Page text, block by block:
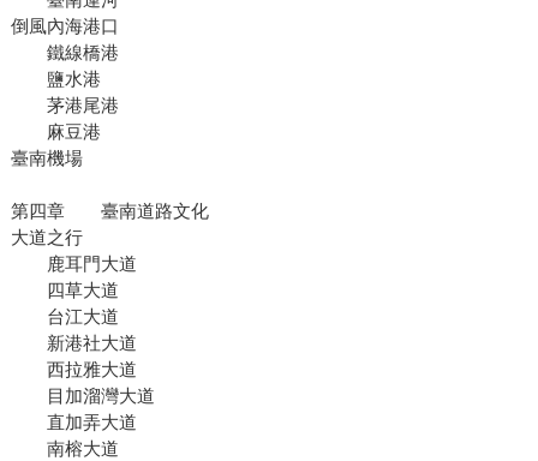
倒風內海港口
鐵線橋港
鹽水港
茅港尾港
麻豆港
臺南機場
第四章 臺南道路文化
大道之行
鹿耳門大道
四草大道
台江大道
新港社大道
西拉雅大道
目加溜灣大道
直加弄大道
南榕大道